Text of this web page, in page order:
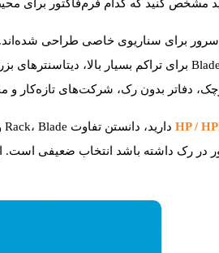
مشخص کنید که کدام فرم‌فاکتور برای
سرور برای سناریوی خاصی طراحی
Blade برای تراکم بسیار بالا،
دفاتر بدون رک، شرکت‌های تازه‌کار و